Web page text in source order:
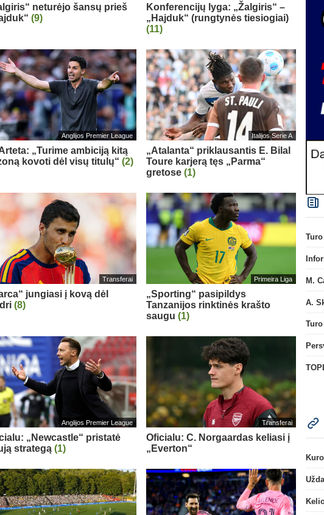
neturėjo šansų prieš
(9)
Konferencijų lyga: „Žalgiris“ –
„Hajduk“ (rungtynės tiesiogiai)
(11)
Anglijos Premier League
„Turime ambiciją kitą
kovoti dėl visų titulų“(2)
Italijos Serie A
„Atalanta“ priklausantis E. Bilal
Toure karjerą tęs „Parma“
gretose (1)
Transferai
jungiasi į kovą dėl
(8)
Primeira Liga
„Sporting“ pasipildys
Tanzanijos rinktinės krašto
saugu (1)
Anglijos Premier League
„Newcastle“ pristatė
strategą(1)
Transferai
Oficialu: C. Norgaardas keliasi į
„Everton“